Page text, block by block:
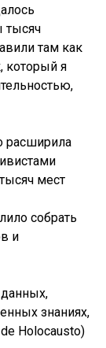
тысяч
там как
который я
расширила
мест
собрать
и
знаниях,
Holocausto)